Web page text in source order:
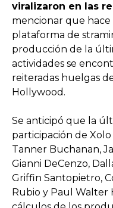
viralizaron en las
mencionar que hace
plataforma de
producción de la
actividades se
reiteradas huelgas
Hollywood.
Se anticipó que la
participación de
Tanner Buchanan,
Gianni DeCenzo,
Griffin Santopietro,
Rubio y Paul Walter